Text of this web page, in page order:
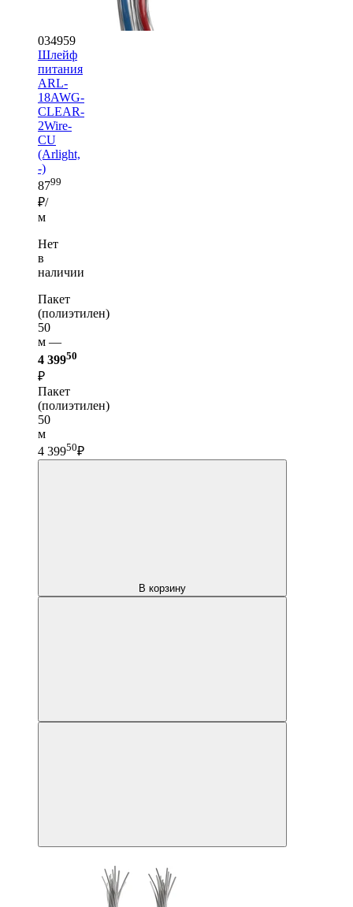
034959
Шлейф
питания
ARL-
18AWG-
CLEAR-
2Wire-
CU
(Arlight,
-)
8799
₽/
м
Нет
в
наличии
Пакет
(полиэтилен)
50
м —
4 39950
₽
Пакет
(полиэтилен)
50
м
4 39950₽
В корзину